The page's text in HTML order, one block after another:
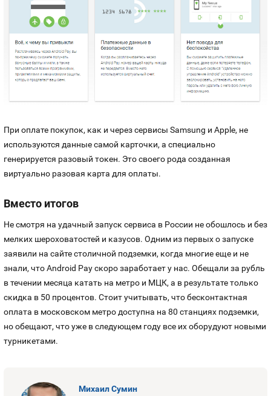
При оплате покупок, как и через сервисы Samsung и Apple, не
используются данные самой карточки, а специально
генерируется разовый токен. Это своего рода созданная
виртуально разовая карта для оплаты.
Вместо итогов
Не смотря на удачный запуск сервиса в России не обошлось и без
мелких шероховатостей и казусов. Одним из первых о запуске
заявили на сайте столичной подземки, когда многие еще и не
знали, что Android Pay скоро заработает у нас. Обещали за рубль
в течении месяца катать на метро и МЦК, а в результате только
скидка в 50 процентов. Стоит учитывать, что бесконтактная
оплата в московском метро доступна на 80 станциях подземки,
но обещают, что уже в следующем году все их оборудуют новыми
турникетами.
Михаил Сумин